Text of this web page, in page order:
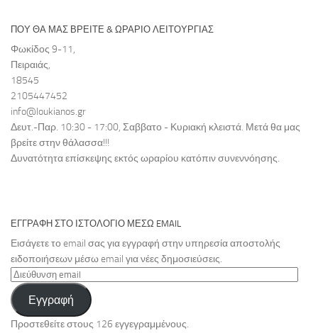
ΠΟΥ ΘΑ ΜΑΣ ΒΡΕΙΤΕ & ΩΡΑΡΙΟ ΛΕΙΤΟΥΡΓΙΑΣ
Φωκίδος 9-11,
Πειραιάς,
18545
2105447452
info@loukianos.gr
Δευτ.-Παρ. 10:30 - 17:00, Σαββατο - Κυριακή κλειστά. Μετά θα μας
βρείτε στην θάλασσα!!!
Δυνατότητα επίσκεψης εκτός ωραρίου κατόπιν συνεννόησης.
ΕΓΓΡΑΦΉ ΣΤΟ ΙΣΤΟΛΌΓΙΟ ΜΈΣΩ EMAIL
Εισάγετε το email σας για εγγραφή στην υπηρεσία αποστολής
ειδοποιήσεων μέσω email για νέες δημοσιεύσεις.
Διεύθυνση
email
Εγγραφή
Προστεθείτε στους 126 εγγεγραμμένους.